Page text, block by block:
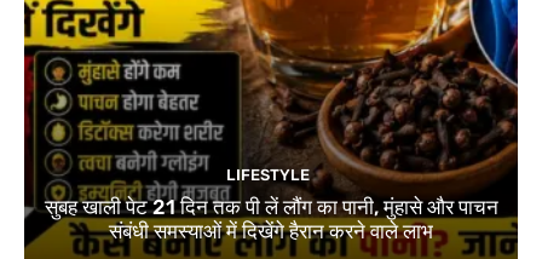
LIFESTYLE
सुबह खाली पेट 21 दिन तक पी लें लौंग का पानी, मुंहासे और पाचन
संबंधी समस्याओं में दिखेंगे हैरान करने वाले लाभ